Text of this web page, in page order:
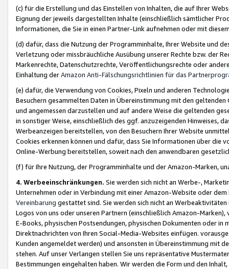
(c) für die Erstellung und das Einstellen von Inhalten, die auf Ihrer
Eignung der jeweils dargestellten Inhalte (einschließlich sämtlicher
Informationen, die Sie in einen Partner-Link aufnehmen oder mit
(d) dafür, dass die Nutzung der Programminhalte, Ihrer Website und
Verletzung oder missbräuchliche Ausübung unserer Rechte bzw. der
Markenrechte, Datenschutzrechte, Veröffentlichungsrechte oder
Einhaltung derAmazon Anti-Fälschungsrichtlinien für das
(e) dafür, die Verwendung von Cookies, Pixeln und anderen
Besuchern gesammelten Daten in Übereinstimmung mit den
und angemessen darzustellen und auf andere Weise die geltenden
in sonstiger Weise, einschließlich des ggf. anzuzeigenden Hinweises,
Werbeanzeigen bereitstellen, von den Besuchern Ihrer Website
Cookies erkennen können und dafür, dass Sie Informationen über die
Online-Werbung bereitstellen, soweit nach den anwendbaren
(f) für Ihre Nutzung, der Programminhalte und der Amazon-Marken,
4. Werbeeinschränkungen. Sie werden sich nicht an Werbe-,
Unternehmen oder in Verbindung mit einer Amazon-Website oder
Vereinbarung gestattet sind. Sie werden sich nicht an
Logos von uns oder unseren Partnern (einschließlich Amazon-
E-Books, physischen Postsendungen, physischen Dokumenten oder in
Direktnachrichten von Ihren Social-Media-Websites einfügen.
Kunden angemeldet werden) und ansonsten in Übereinstimmung mit
stehen. Auf unser Verlangen stellen Sie uns repräsentative
Bestimmungen eingehalten haben. Wir werden die Form und den